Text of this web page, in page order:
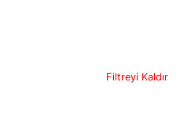
Filtreyi Kaldır